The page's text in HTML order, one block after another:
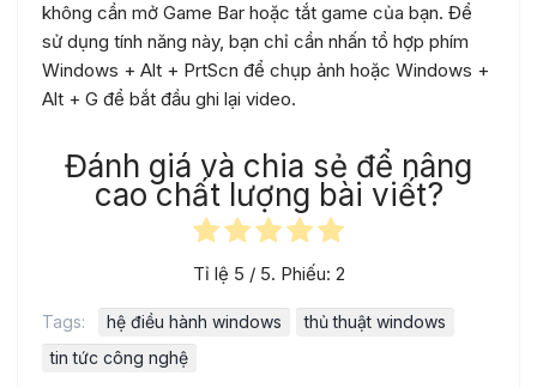
không cần mở Game Bar hoặc tắt game của bạn. Để
sử dụng tính năng này, bạn chỉ cần nhấn tổ hợp phím
Windows + Alt + PrtScn để chụp ảnh hoặc Windows +
Alt + G để bắt đầu ghi lại video.
Đánh giá và chia sẻ để nâng
cao chất lượng bài viết?
Tỉ lệ 5 / 5. Phiếu: 2
Tags: hệ điều hành windows
thủ thuật windows
tin tức công nghệ